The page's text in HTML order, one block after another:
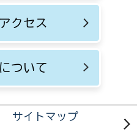
クセス
ついて
サイトマップ